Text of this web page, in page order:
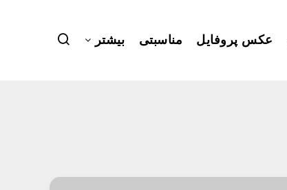
عکس پروفایل مناسبتی بیشتر